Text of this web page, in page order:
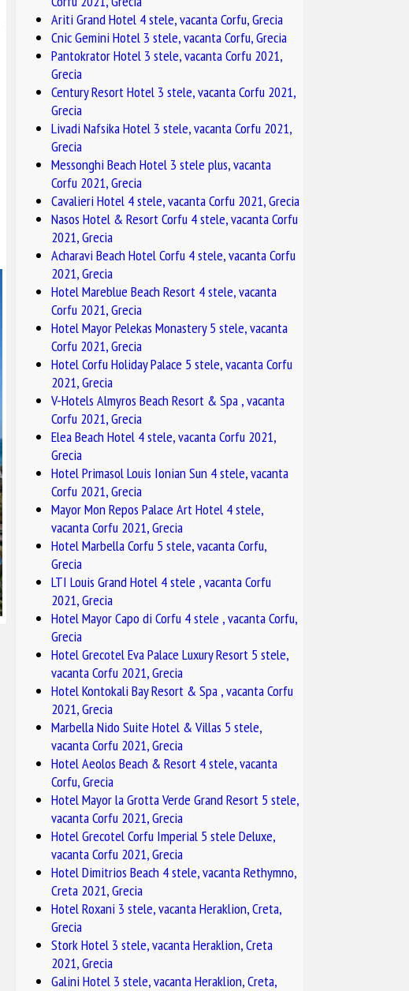
Ariti Grand Hotel 4 stele, vacanta Corfu, Grecia
Cnic Gemini Hotel 3 stele, vacanta Corfu, Grecia
Pantokrator Hotel 3 stele, vacanta Corfu 2021,
Grecia
Century Resort Hotel 3 stele, vacanta Corfu 2021,
Grecia
Livadi Nafsika Hotel 3 stele, vacanta Corfu 2021,
Grecia
Messonghi Beach Hotel 3 stele plus, vacanta
Corfu 2021, Grecia
Cavalieri Hotel 4 stele, vacanta Corfu 2021, Grecia
Nasos Hotel & Resort Corfu 4 stele, vacanta Corfu
2021, Grecia
Acharavi Beach Hotel Corfu 4 stele, vacanta Corfu
2021, Grecia
Hotel Mareblue Beach Resort 4 stele, vacanta
Corfu 2021, Grecia
Hotel Mayor Pelekas Monastery 5 stele, vacanta
Corfu 2021, Grecia
Hotel Corfu Holiday Palace 5 stele, vacanta Corfu
2021, Grecia
V-Hotels Almyros Beach Resort & Spa , vacanta
Corfu 2021, Grecia
Elea Beach Hotel 4 stele, vacanta Corfu 2021,
Grecia
Hotel Primasol Louis Ionian Sun 4 stele, vacanta
Corfu 2021, Grecia
Mayor Mon Repos Palace Art Hotel 4 stele,
vacanta Corfu 2021, Grecia
Hotel Marbella Corfu 5 stele, vacanta Corfu,
Grecia
LTI Louis Grand Hotel 4 stele , vacanta Corfu
2021, Grecia
Hotel Mayor Capo di Corfu 4 stele , vacanta Corfu,
Grecia
Hotel Grecotel Eva Palace Luxury Resort 5 stele,
vacanta Corfu 2021, Grecia
Hotel Kontokali Bay Resort & Spa , vacanta Corfu
2021, Grecia
Marbella Nido Suite Hotel & Villas 5 stele,
vacanta Corfu 2021, Grecia
Hotel Aeolos Beach & Resort 4 stele, vacanta
Corfu, Grecia
Hotel Mayor la Grotta Verde Grand Resort 5 stele,
vacanta Corfu 2021, Grecia
Hotel Grecotel Corfu Imperial 5 stele Deluxe,
vacanta Corfu 2021, Grecia
Hotel Dimitrios Beach 4 stele, vacanta Rethymno,
Creta 2021, Grecia
Hotel Roxani 3 stele, vacanta Heraklion, Creta,
Grecia
Stork Hotel 3 stele, vacanta Heraklion, Creta
2021, Grecia
Galini Hotel 3 stele, vacanta Heraklion, Creta,